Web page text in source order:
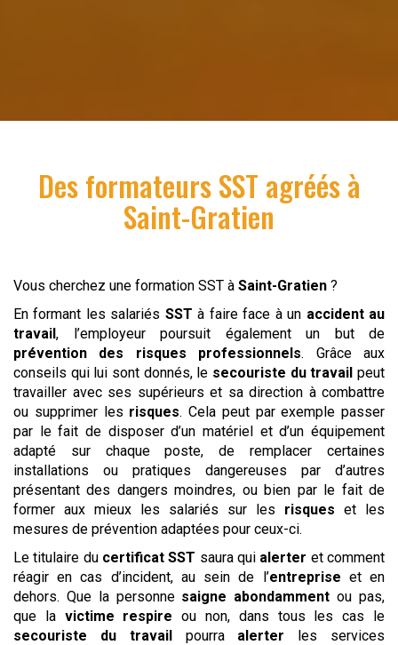
Des formateurs SST agréés à
Saint-Gratien
Vous cherchez une formation SST à Saint-Gratien ?
En formant les salariés SST à faire face à un accident au
travail, l’employeur poursuit également un but de
prévention des risques professionnels. Grâce aux
conseils qui lui sont donnés, le secouriste du travail peut
travailler avec ses supérieurs et sa direction à combattre
ou supprimer les risques. Cela peut par exemple passer
par le fait de disposer d’un matériel et d’un équipement
adapté sur chaque poste, de remplacer certaines
installations ou pratiques dangereuses par d’autres
présentant des dangers moindres, ou bien par le fait de
former aux mieux les salariés sur les risques et les
mesures de prévention adaptées pour ceux-ci.
Le titulaire du certificat SST saura qui alerter et comment
réagir en cas d’incident, au sein de l’entreprise et en
dehors. Que la personne saigne abondamment ou pas,
que la victime respire ou non, dans tous les cas le
secouriste du travailpourra alerter les services